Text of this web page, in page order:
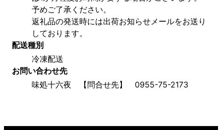
予めご了承ください。
返礼品の発送時には出荷お知らせメールをお送り
しております。
配送種別
冷凍配送
お問い合わせ先
味処十六夜　【問合せ先】　0955-75-2173